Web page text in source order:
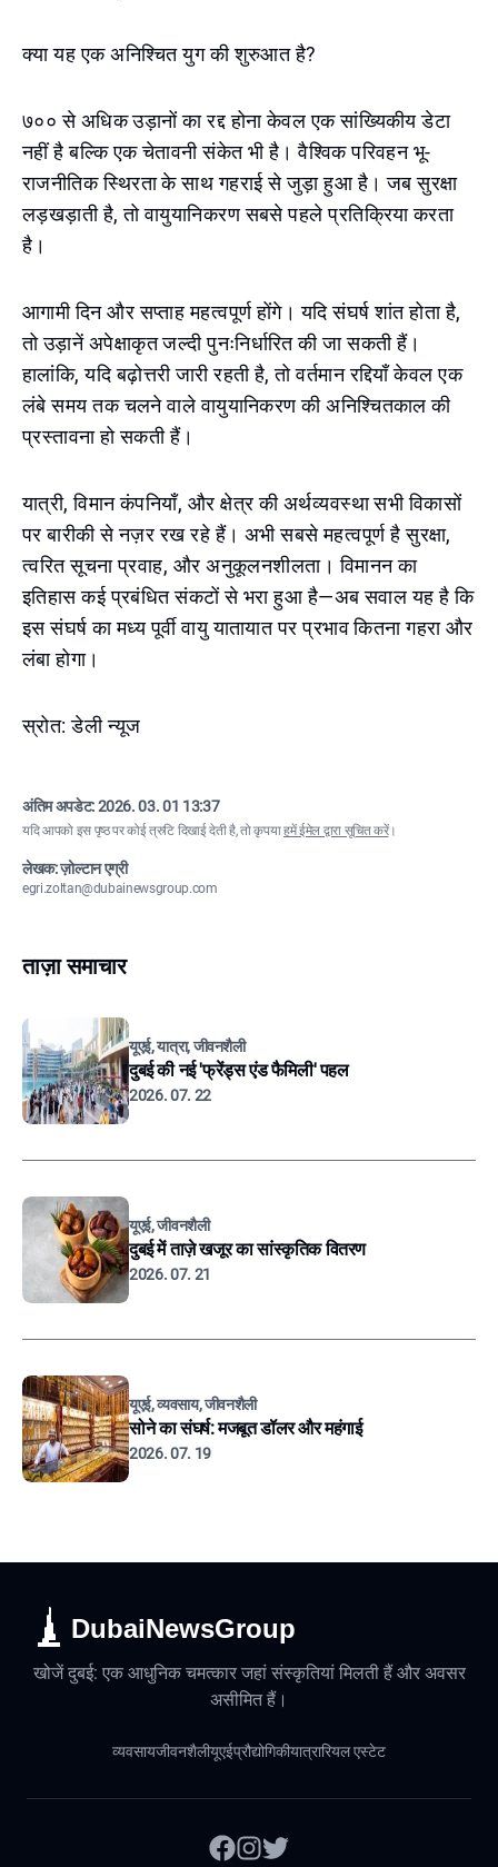
क्या यह एक अनिश्चित युग की शुरुआत है?
७०० से अधिक उड़ानों का रद्द होना केवल एक सांख्यिकीय डेटा
नहीं है बल्कि एक चेतावनी संकेत भी है। वैश्विक परिवहन भू-
राजनीतिक स्थिरता के साथ गहराई से जुड़ा हुआ है। जब सुरक्षा
लड़खड़ाती है, तो वायुयानिकरण सबसे पहले प्रतिक्रिया करता
है।
आगामी दिन और सप्ताह महत्वपूर्ण होंगे। यदि संघर्ष शांत होता है,
तो उड़ानें अपेक्षाकृत जल्दी पुनःनिर्धारित की जा सकती हैं।
हालांकि, यदि बढ़ोत्तरी जारी रहती है, तो वर्तमान रद्दियाँ केवल एक
लंबे समय तक चलने वाले वायुयानिकरण की अनिश्चितकाल की
प्रस्तावना हो सकती हैं।
यात्री, विमान कंपनियाँ, और क्षेत्र की अर्थव्यवस्था सभी विकासों
पर बारीकी से नज़र रख रहे हैं। अभी सबसे महत्वपूर्ण है सुरक्षा,
त्वरित सूचना प्रवाह, और अनुकूलनशीलता। विमानन का
इतिहास कई प्रबंधित संकटों से भरा हुआ है—अब सवाल यह है कि
इस संघर्ष का मध्य पूर्वी वायु यातायात पर प्रभाव कितना गहरा और
लंबा होगा।
स्रोत: डेली न्यूज
अंतिम अपडेट:2026. 03. 01 13:37
यदि आपको इस पृष्ठ पर कोई त्रुटि दिखाई देती है, तो कृपयाहमें ईमेल द्वारा सूचित करें।
लेखक: ज़ोल्टान एग्री
egri.zoltan@dubainewsgroup.com
ताज़ा समाचार
यूएई, यात्रा, जीवनशैली
दुबई की नई 'फ्रेंड्स एंड फैमिली' पहल
2026. 07. 22
यूएई, जीवनशैली
दुबई में ताज़े खजूर का सांस्कृतिक वितरण
2026. 07. 21
यूएई, व्यवसाय, जीवनशैली
सोने का संघर्ष: मजबूत डॉलर और महंगाई
2026. 07. 19
DubaiNewsGroup
खोजें दुबई: एक आधुनिक चमत्कार जहां संस्कृतियां मिलती हैं और अवसर
असीमित हैं।
व्यवसायजीवनशैलीयूएईप्रौद्योगिकीयात्रारियल एस्टेट